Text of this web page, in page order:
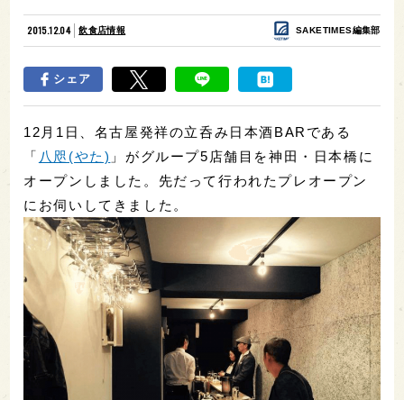
2015.12.04 飲食店情報 SAKETIMES編集部
シェア
12月1日、名古屋発祥の立呑み日本酒BARである
「 八咫(やた) 」がグループ5店舗目を神田・日本橋に
オープンしました。先だって行われたプレオープン
にお伺いしてきました。